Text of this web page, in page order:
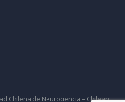
Chilena de Neurociencia – Chilean